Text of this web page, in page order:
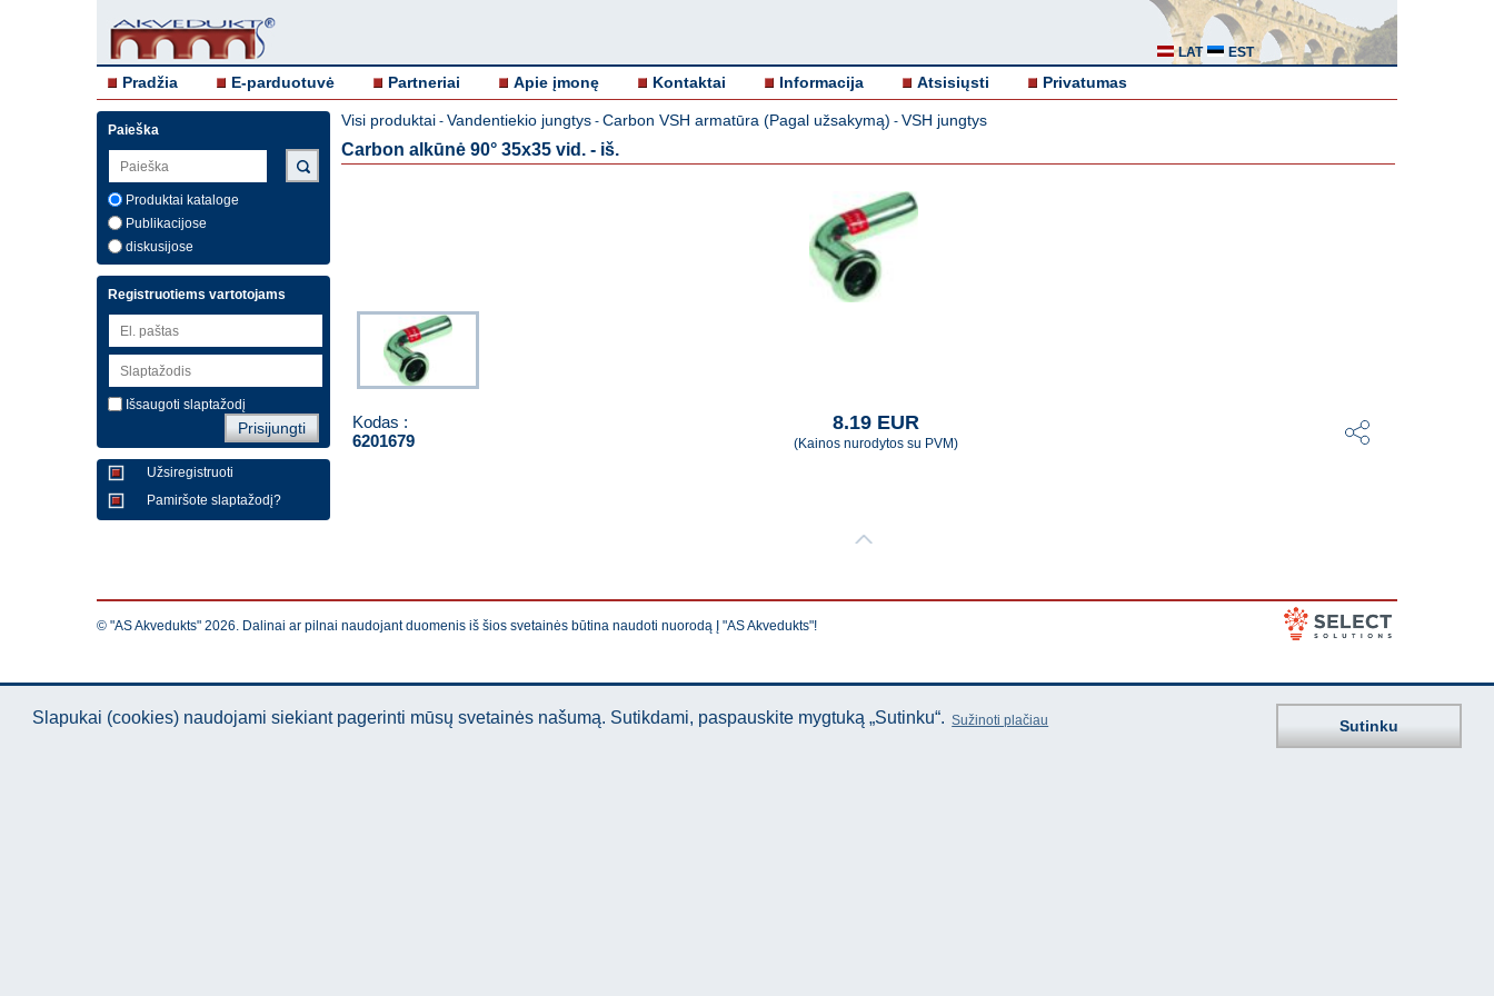
LAT EST
Pradžia E-parduotuvė Partneriai Apie įmonę Kontaktai Informacija Atsisiųsti Privatumas
Paieška
Produktai kataloge
Publikacijose
diskusijose
Registruotiems vartotojams
Išsaugoti slaptažodį
Užsiregistruoti
Pamiršote slaptažodį?
Visi produktai - Vandentiekio jungtys - Carbon VSH armatūra (Pagal užsakymą) - VSH jungtys
Carbon alkūnė 90° 35x35 vid. - iš.
Kodas :
6201679
8.19 EUR
(Kainos nurodytos su PVM)
© "AS Akvedukts" 2026. Dalinai ar pilnai naudojant duomenis iš šios svetainės būtina naudoti nuorodą Į "AS Akvedukts"!
Slapukai (cookies) naudojami siekiant pagerinti mūsų svetainės našumą. Sutikdami, paspauskite mygtuką „Sutinku“. Sužinoti plačiau Sutinku